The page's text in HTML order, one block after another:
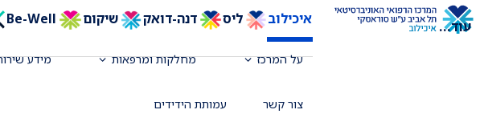
איכילוב ליס דנה-דואק שיקום Be-Well
על המרכז מחלקות ומרפאות מידע
צור קשר עמותת הידידים
עוד...